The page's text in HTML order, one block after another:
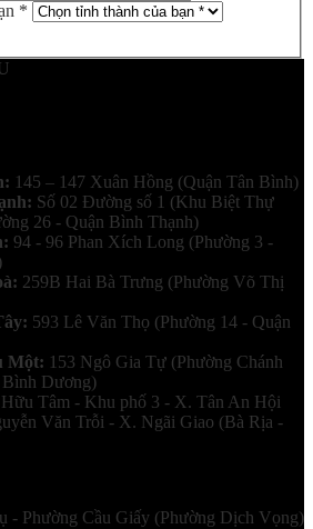
*
145 – 147 Xuân Hồng (Quận Tân Bình)
Số 02 Đường số 1 (Khu Biệt Thự
26 - Quận Bình Thạnh)
94 - 96 Phan Xích Long (Phường 3 -
259B Hai Bà Trưng (Phường Võ Thị
593 Lê Văn Thọ (Phường 14 - Quận
Một: 153 Ngô Gia Tự (Phường Chánh
Dương)
Hữu Tâm - Khu phố 3 - X. Tân An Hội
Văn Trỗi - X. Ngãi Giao (Bà Rịa -
- Phường Cầu Giấy (Phường Dịch Vọng)